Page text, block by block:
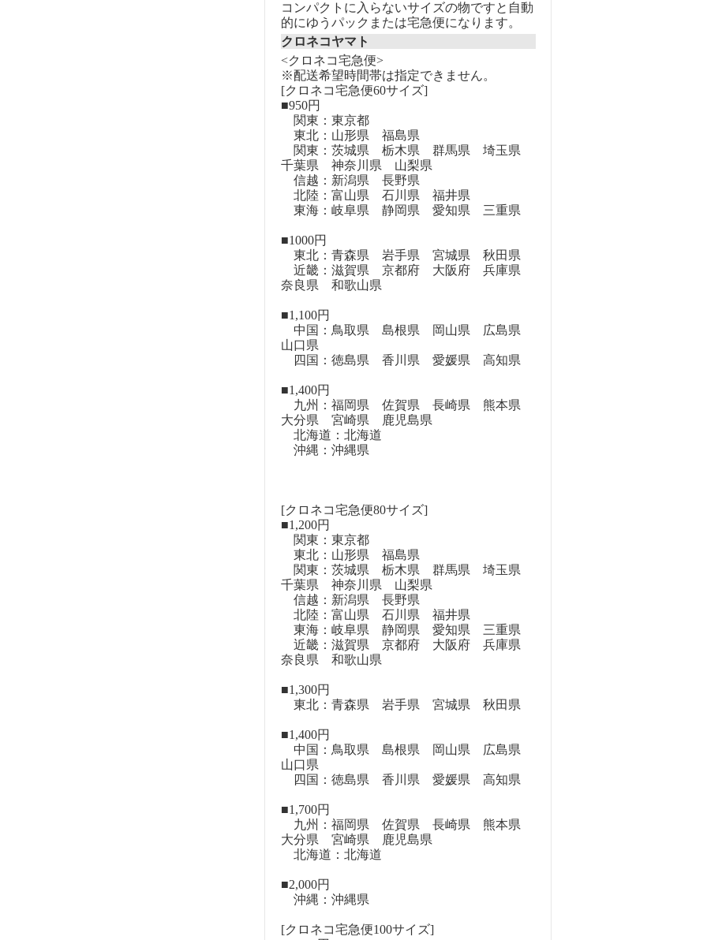
コンパクトに入らないサイズの物ですと自動
的にゆうパックまたは宅急便になります。
クロネコヤマト
<クロネコ宅急便>
※配送希望時間帯は指定できません。
[クロネコ宅急便60サイズ]
■950円
関東：東京都
東北：山形県 福島県
関東：茨城県 栃木県 群馬県 埼玉県
千葉県 神奈川県 山梨県
信越：新潟県 長野県
北陸：富山県 石川県 福井県
東海：岐阜県 静岡県 愛知県 三重県
■1000円
東北：青森県 岩手県 宮城県 秋田県
近畿：滋賀県 京都府 大阪府 兵庫県
奈良県 和歌山県
■1,100円
中国：鳥取県 島根県 岡山県 広島県
山口県
四国：徳島県 香川県 愛媛県 高知県
■1,400円
九州：福岡県 佐賀県 長崎県 熊本県
大分県 宮崎県 鹿児島県
北海道：北海道
沖縄：沖縄県
[クロネコ宅急便80サイズ]
■1,200円
関東：東京都
東北：山形県 福島県
関東：茨城県 栃木県 群馬県 埼玉県
千葉県 神奈川県 山梨県
信越：新潟県 長野県
北陸：富山県 石川県 福井県
東海：岐阜県 静岡県 愛知県 三重県
近畿：滋賀県 京都府 大阪府 兵庫県
奈良県 和歌山県
■1,300円
東北：青森県 岩手県 宮城県 秋田県
■1,400円
中国：鳥取県 島根県 岡山県 広島県
山口県
四国：徳島県 香川県 愛媛県 高知県
■1,700円
九州：福岡県 佐賀県 長崎県 熊本県
大分県 宮崎県 鹿児島県
北海道：北海道
■2,000円
沖縄：沖縄県
[クロネコ宅急便100サイズ]